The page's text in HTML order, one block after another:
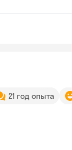
21 год опыта